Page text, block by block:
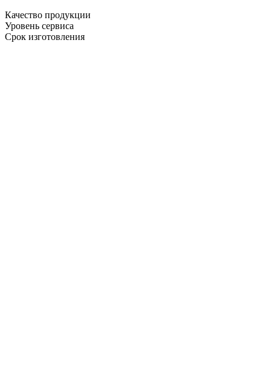
Качество продукции
Уровень сервиса
Срок изготовления